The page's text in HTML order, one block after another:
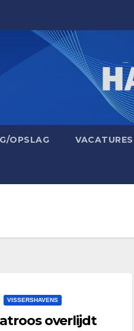
OPSLAG VACATURES
VISSERSHAVENS
overlijdt